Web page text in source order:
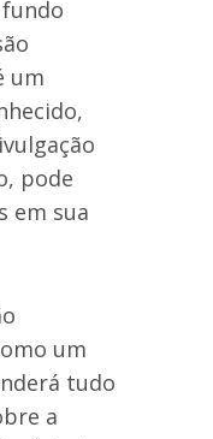
um
pode
em sua
um
tudo
a